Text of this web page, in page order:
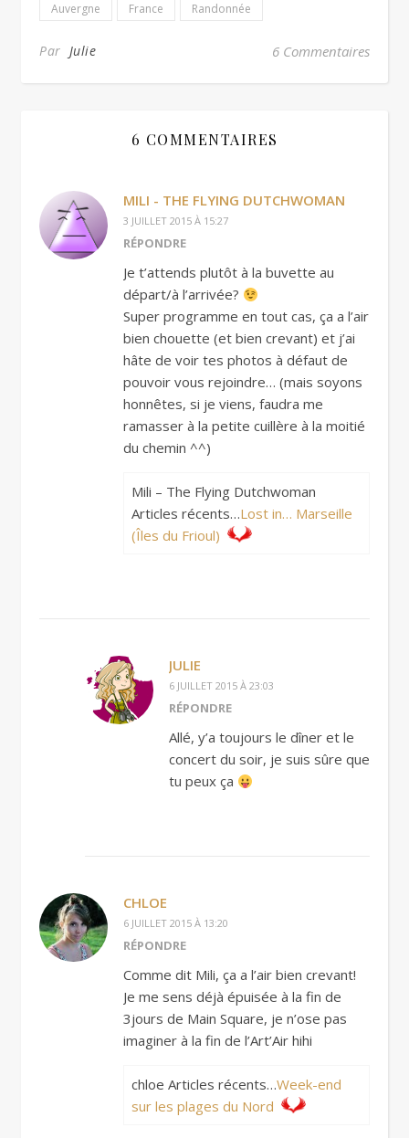
Auvergne France Randonnée
Par Julie 6 Commentaires
6 COMMENTAIRES
MILI - THE FLYING DUTCHWOMAN
3 JUILLET 2015 À 15:27
RÉPONDRE
Je t’attends plutôt à la buvette au
départ/à l’arrivée?
Super programme en tout cas, ça a l’air
bien chouette (et bien crevant) et j’ai
hâte de voir tes photos à défaut de
pouvoir vous rejoindre… (mais soyons
honnêtes, si je viens, faudra me
ramasser à la petite cuillère à la moitié
du chemin ^^)
Mili – The Flying Dutchwoman
Articles récents…Lost in… Marseille
(Îles du Frioul)
JULIE
6 JUILLET 2015 À 23:03
RÉPONDRE
Allé, y’a toujours le dîner et le
concert du soir, je suis sûre que
tu peux ça
CHLOE
6 JUILLET 2015 À 13:20
RÉPONDRE
Comme dit Mili, ça a l’air bien crevant!
Je me sens déjà épuisée à la fin de
3jours de Main Square, je n’ose pas
imaginer à la fin de l’Art’Air hihi
chloe Articles récents…Week-end
sur les plages du Nord